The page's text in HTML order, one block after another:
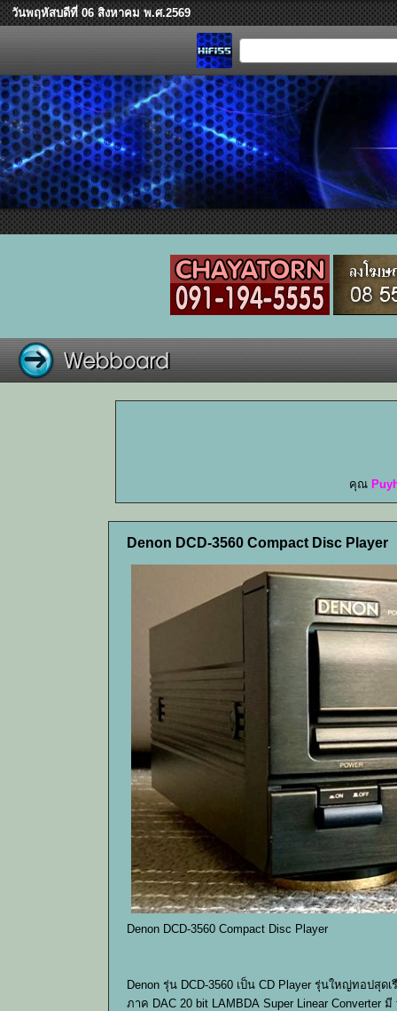
วันพฤหัสบดีที่ 06 สิงหาคม พ.ศ.2569
คุณ
Denon DCD-3560 Compact Disc Player
Denon DCD-3560 Compact Disc Player
Denon รุ่น DCD-3560 เป็น CD Player รุ่นใหญ่ทอปสุ
ภาค DAC 20 bit LAMBDA Super Linear Converter